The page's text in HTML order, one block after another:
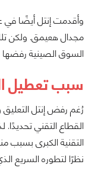
مجدال هعيمق. ولكن
السوق الصينية رفضها للصفقة. والذي كلف إنتل
سبب تعطيل
رُغم رفض إنتل التعليق
القطاع التقني تحديدًا.
التقنية الكبرى بسبب
نظرًا لتطوره السريع